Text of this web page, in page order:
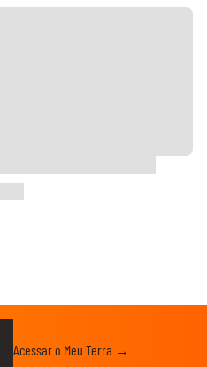
Acessar o Meu Terra →